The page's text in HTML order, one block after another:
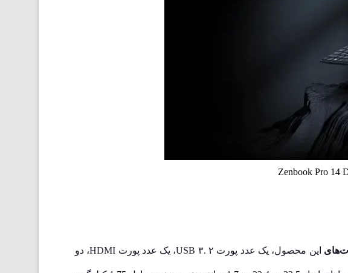
این محصول، یک عدد پورت USB ۳. ۲، یک عدد پورت HDMI، دو